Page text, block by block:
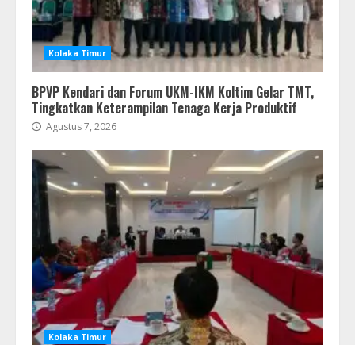
Kolaka Timur
BPVP Kendari dan Forum UKM-IKM Koltim Gelar TMT,
Tingkatkan Keterampilan Tenaga Kerja Produktif
Agustus 7, 2026
Kolaka Timur